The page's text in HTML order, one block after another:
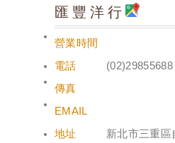
匯豐洋行
營業時間
電話
(02)29855688
傳真
EMAIL
地址
新北市三重區